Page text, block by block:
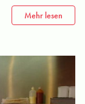
Mehr lesen